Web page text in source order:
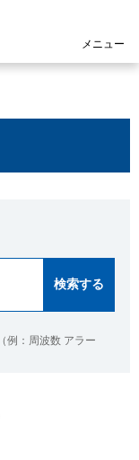
メニュー
例：周波数 アラー